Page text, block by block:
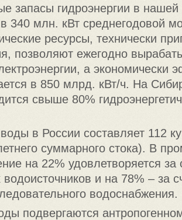
запасы гидроэнергии в нашей
340 млн. кВт среднегодовой
ресурсы, технически
позволяют ежегодно
а экономически
в 850 млрд. кВт/ч. На
свыше 80%
в России составляет 112
суммарного стока). В
на 22% удовлетворяется за
и на 78% – за
водоснабжения.
подвергаются